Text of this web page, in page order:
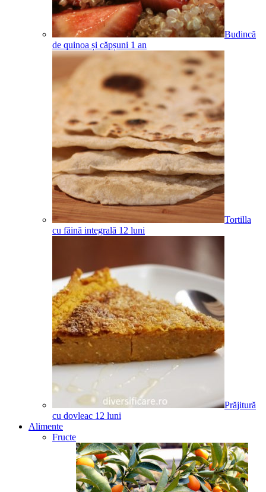
Budincă
de quinoa și căpșuni 1 an
Tortilla
cu făină integrală 12 luni
Prăjitură
cu dovleac 12 luni
Alimente
Fructe